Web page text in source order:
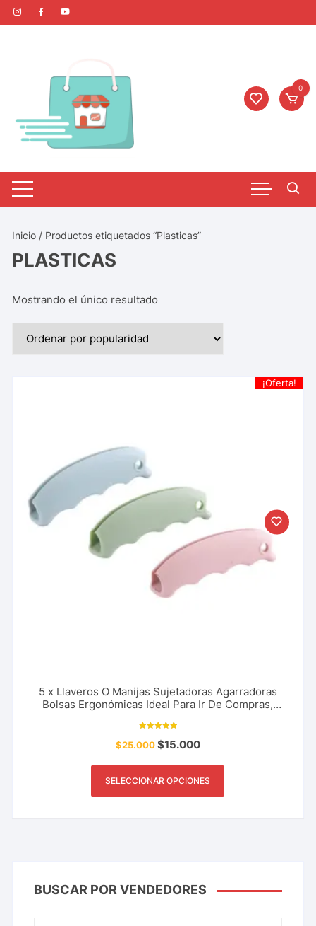
0
Inicio / Productos etiquetados “Plasticas”
PLASTICAS
Mostrando el único resultado
¡Oferta!
5 x Llaveros O Manijas Sujetadoras Agarradoras
Bolsas Ergonómicas Ideal Para Ir De Compras,
5.00
de 5
$25.000$15.000
SELECCIONAR OPCIONES
BUSCAR POR VENDEDORES